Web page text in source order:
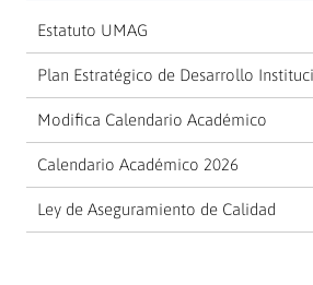
Estatuto UMAG
Plan Estratégico de Desarrollo
Modifica Calendario Académico
Calendario Académico 2026
Ley de Aseguramiento de Calidad